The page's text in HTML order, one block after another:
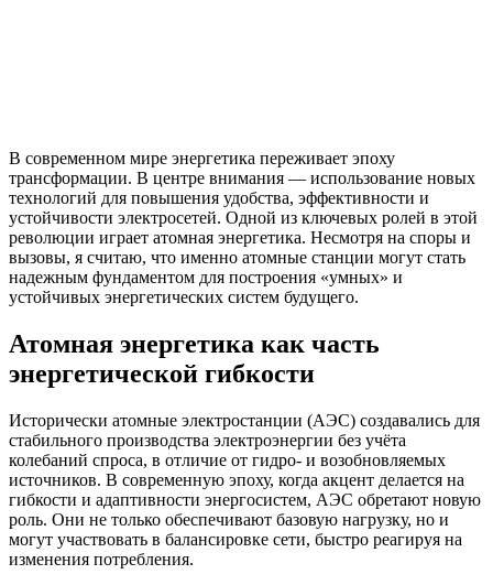
В современном мире энергетика переживает эпоху
трансформации. В центре внимания — использование новых
технологий для повышения удобства, эффективности и
устойчивости электросетей. Одной из ключевых ролей в этой
революции играет атомная энергетика. Несмотря на споры и
вызовы, я считаю, что именно атомные станции могут стать
надежным фундаментом для построения «умных» и
устойчивых энергетических систем будущего.
Атомная энергетика как часть
энергетической гибкости
Исторически атомные электростанции (АЭС) создавались для
стабильного производства электроэнергии без учёта
колебаний спроса, в отличие от гидро- и возобновляемых
источников. В современную эпоху, когда акцент делается на
гибкости и адаптивности энергосистем, АЭС обретают новую
роль. Они не только обеспечивают базовую нагрузку, но и
могут участвовать в балансировке сети, быстро реагируя на
изменения потребления.